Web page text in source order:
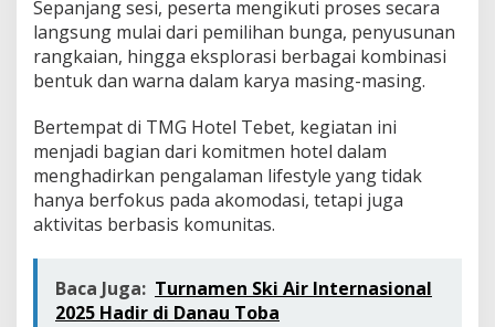
Sepanjang sesi, peserta mengikuti proses secara
langsung mulai dari pemilihan bunga, penyusunan
rangkaian, hingga eksplorasi berbagai kombinasi
bentuk dan warna dalam karya masing-masing.
Bertempat di TMG Hotel Tebet, kegiatan ini
menjadi bagian dari komitmen hotel dalam
menghadirkan pengalaman lifestyle yang tidak
hanya berfokus pada akomodasi, tetapi juga
aktivitas berbasis komunitas.
Baca Juga: Turnamen Ski Air Internasional
2025 Hadir di Danau Toba